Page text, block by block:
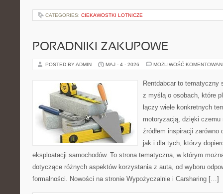
CATEGORIES: CIEKAWOSTKI LOTNICZE
PORADNIKI ZAKUPOWE
POSTED BY ADMIN MAJ - 4 - 2026 MOŻLIWOŚĆ
Rentdabcar to tematyczny
z myślą o osobach, które
łączy wiele konkretnych
motoryzacją, dzięki
źródłem inspiracji zarówno
jak i dla tych, którzy
eksploatacji samochodów. To strona tematyczna, w którym
dotyczące różnych aspektów korzystania z auta, od wyboru
formalności. Nowości na stronie Wypożyczalnie i Carsharing […]